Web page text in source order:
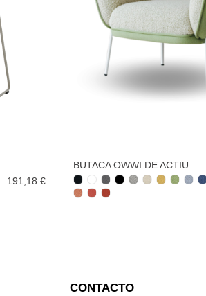
191,18 €
BUTACA OWWI DE ACTIU
CONTACTO